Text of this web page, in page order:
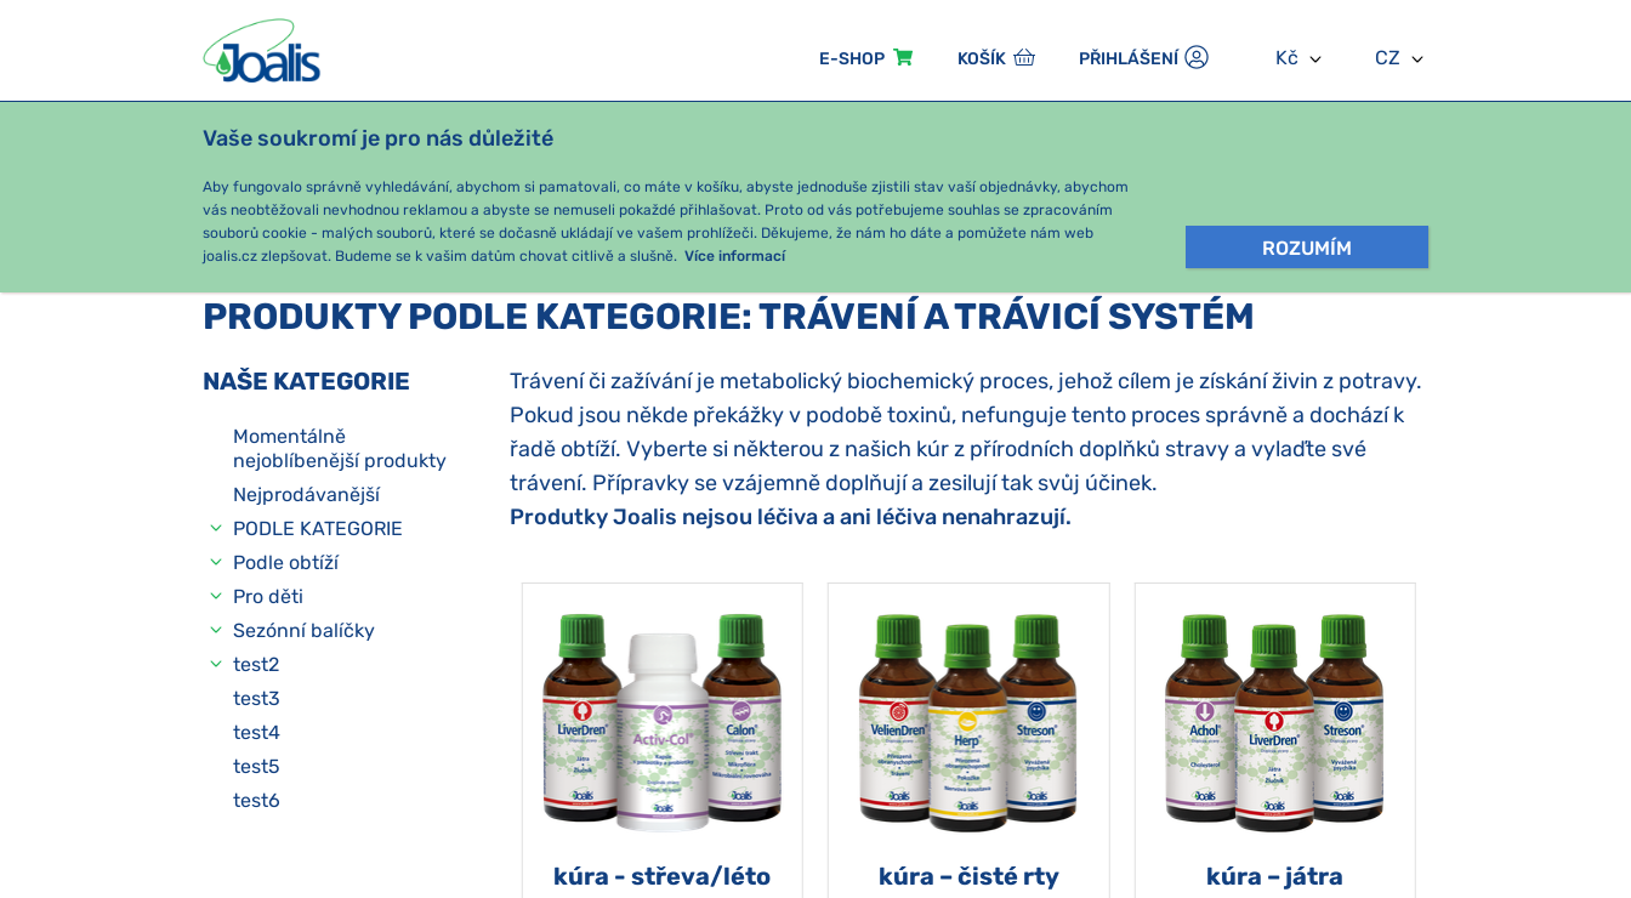
E-SHOP KOŠÍK PŘIHLÁŠENÍ Kč CZ
Vaše soukromí je pro nás důležité
Aby fungovalo správně vyhledávání, abychom si pamatovali, co máte v košíku, abyste jednoduše zjistili stav vaší objednávky, abychom
vás neobtěžovali nevhodnou reklamou a abyste se nemuseli pokaždé přihlašovat. Proto od vás potřebujeme souhlas se zpracováním
souborů cookie - malých souborů, které se dočasně ukládají ve vašem prohlížeči. Děkujeme, že nám ho dáte a pomůžete nám web
joalis.cz zlepšovat. Budeme se k vašim datům chovat citlivě a slušně. Více informací ROZUMÍM
PRODUKTY PODLE OBTÍŽÍ SEZÓNNÍ BALÍČKY
PRODUKTY PODLE KATEGORIE:TRÁVENÍ A TRÁVICÍ SYSTÉM
NAŠE KATEGORIE
Momentálně
nejoblíbenější produkty
Nejprodávanější
PODLE KATEGORIE
Podle obtíží
Pro děti
Sezónní balíčky
test2
test3
test4
test5
test6
Trávení či zažívání je metabolický biochemický proces, jehož cílem je získání živin z potravy.
Pokud jsou někde překážky v podobě toxinů, nefunguje tento proces správně a dochází k
řadě obtíží. Vyberte si některou z našich kúr z přírodních doplňků stravy a vylaďte své
trávení. Přípravky se vzájemně doplňují a zesilují tak svůj účinek.
Produtky Joalis nejsou léčiva a ani léčiva nenahrazují.
kúra - střeva/léto kúra – čisté rty kúra – játra